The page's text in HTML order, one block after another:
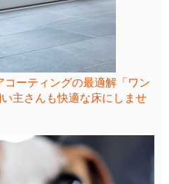
ーティングの最適解「ワン
主さんも快適な床にしませ